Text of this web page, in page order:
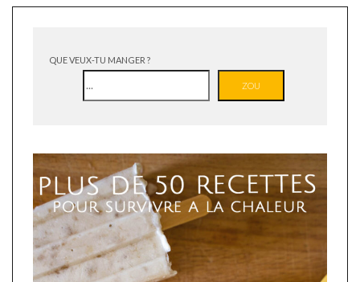
QUE VEUX-TU MANGER ?
ZOU